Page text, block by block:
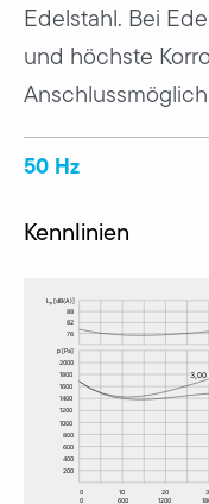
Edelstahl. Bei
und höchste
50 Hz
Kennlinien